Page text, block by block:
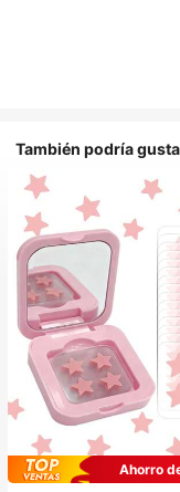
También podría
Ahorro